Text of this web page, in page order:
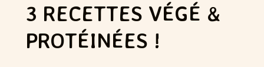
3 RECETTES VÉGÉ &
PROTÉINÉES !